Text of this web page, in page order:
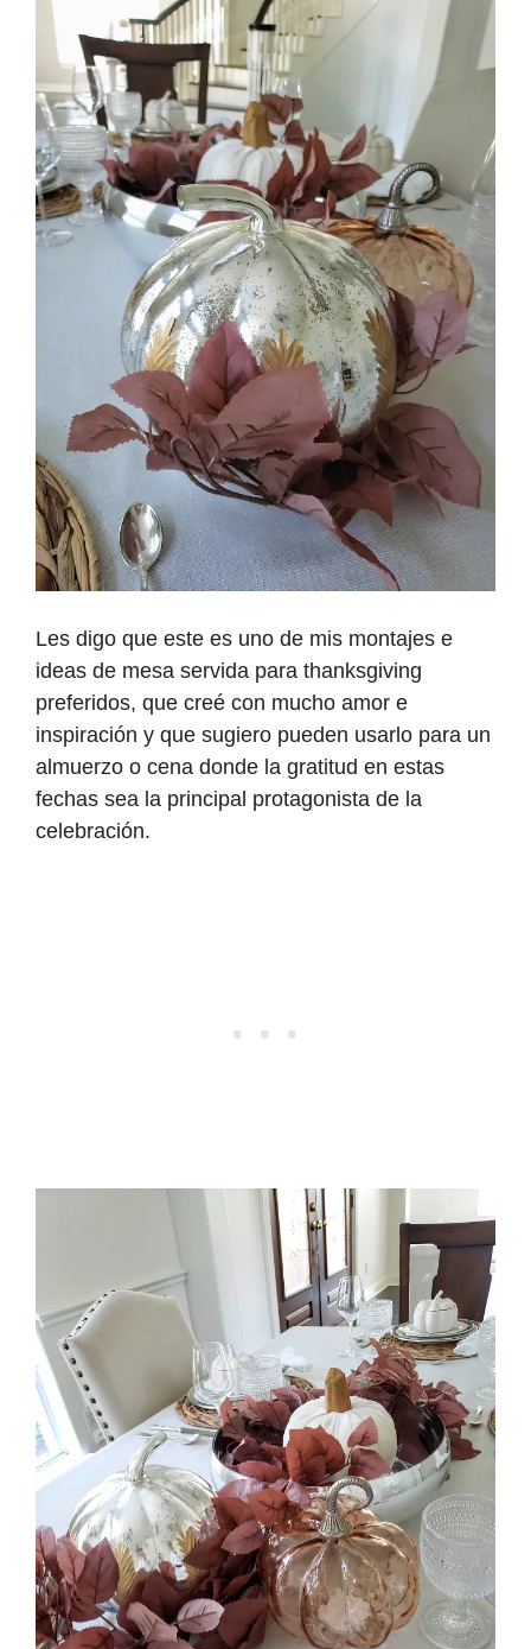
Les digo que este es uno de mis montajes e
ideas de mesa servida para thanksgiving
preferidos, que creé con mucho amor e
inspiración y que sugiero pueden usarlo para un
almuerzo o cena donde la gratitud en estas
fechas sea la principal protagonista de la
celebración.